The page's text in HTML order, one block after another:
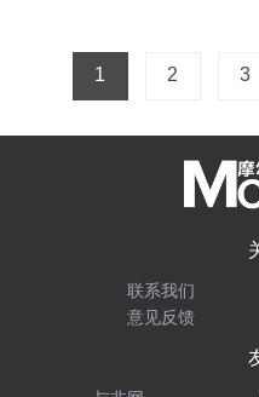
1 2 3
联系我们
意见反馈